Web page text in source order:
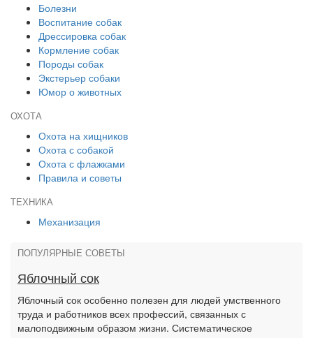
Болезни
Воспитание собак
Дрессировка собак
Кормление собак
Породы собак
Экстерьер собаки
Юмор о животных
ОХОТА
Охота на хищников
Охота с собакой
Охота с флажками
Правила и советы
ТЕХНИКА
Механизация
ПОПУЛЯРНЫЕ СОВЕТЫ
Яблочный сок
Яблочный сок особенно полезен для людей умственного
труда и работников всех профессий, связанных с
малоподвижным образом жизни. Систематическое